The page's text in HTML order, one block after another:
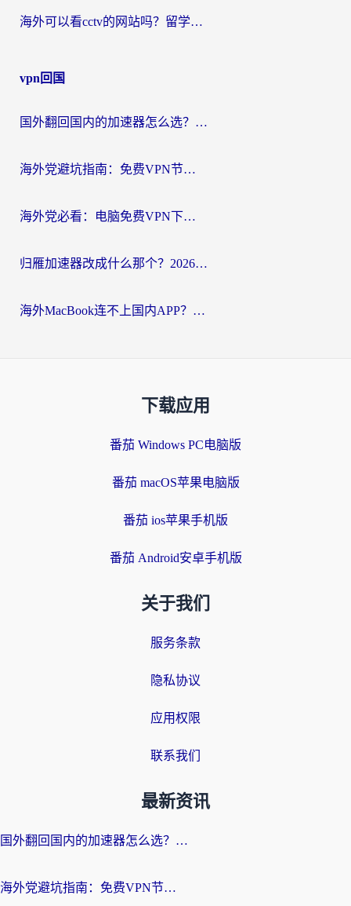
海外可以看cctv的网站吗？留学生亲测有效的回国追剧方案
vpn回国
国外翻回国内的加速器怎么选？海外党亲测实用指南，告别地域限制
海外党避坑指南：免费VPN节点真的靠谱吗？教你选对回国加速器无缝访问国内资源
海外党必看：电脑免费VPN下载指南+回国加速器选择全攻略，告别地区限制
归雁加速器改成什么那个？2026海外党回国加速全攻略：告别地区限制，轻松刷剧玩游戏
海外MacBook连不上国内APP？选对回国VPN，告别地区限制的烦恼
下载应用
番茄 Windows PC电脑版
番茄 macOS苹果电脑版
番茄 ios苹果手机版
番茄 Android安卓手机版
关于我们
服务条款
隐私协议
应用权限
联系我们
最新资讯
国外翻回国内的加速器怎么选？海外党亲测实用指南，告别地域限制
海外党避坑指南：免费VPN节点真的靠谱吗？教你选对回国加速器无缝访问国内资源